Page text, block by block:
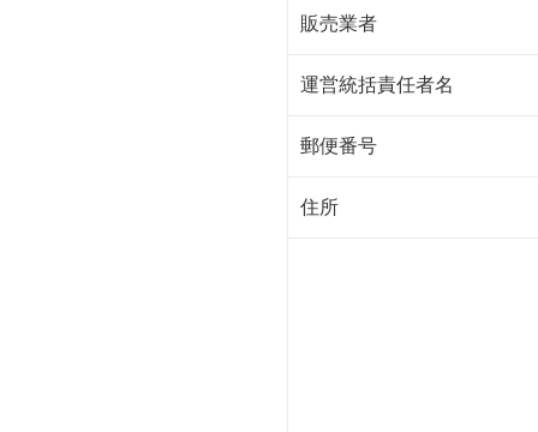
販売業者
運営統括責任者名
郵便番号
住所